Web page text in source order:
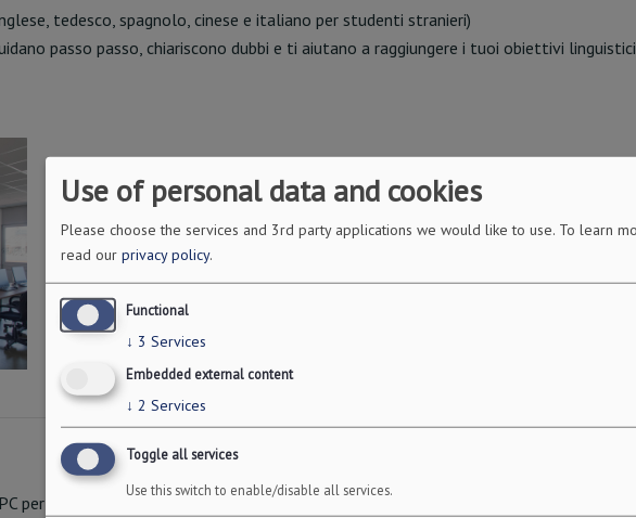
tedesco, spagnolo, cinese e italiano per studenti stranieri)
passo passo, chiariscono dubbi e ti aiutano a raggiungere i tuoi obiettivi linguistici
per corsi, esercitazioni e esami
Use of personal data and cookies
Please choose the services and 3rd party applications we would like to use. To learn
read our privacy policy.
Functional
↓ 3 Services
Embedded external content
↓ 2 Services
Toggle all services
Use this switch to enable/disable all services.